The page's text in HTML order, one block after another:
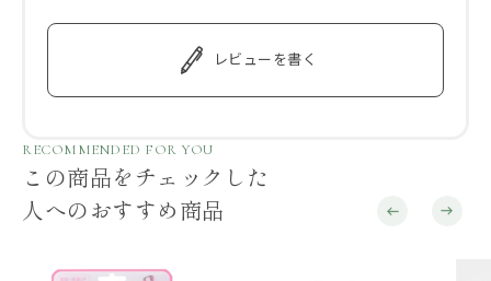
レビューを書く
RECOMMENDED FOR YOU
この商品をチェックした
人へのおすすめ商品